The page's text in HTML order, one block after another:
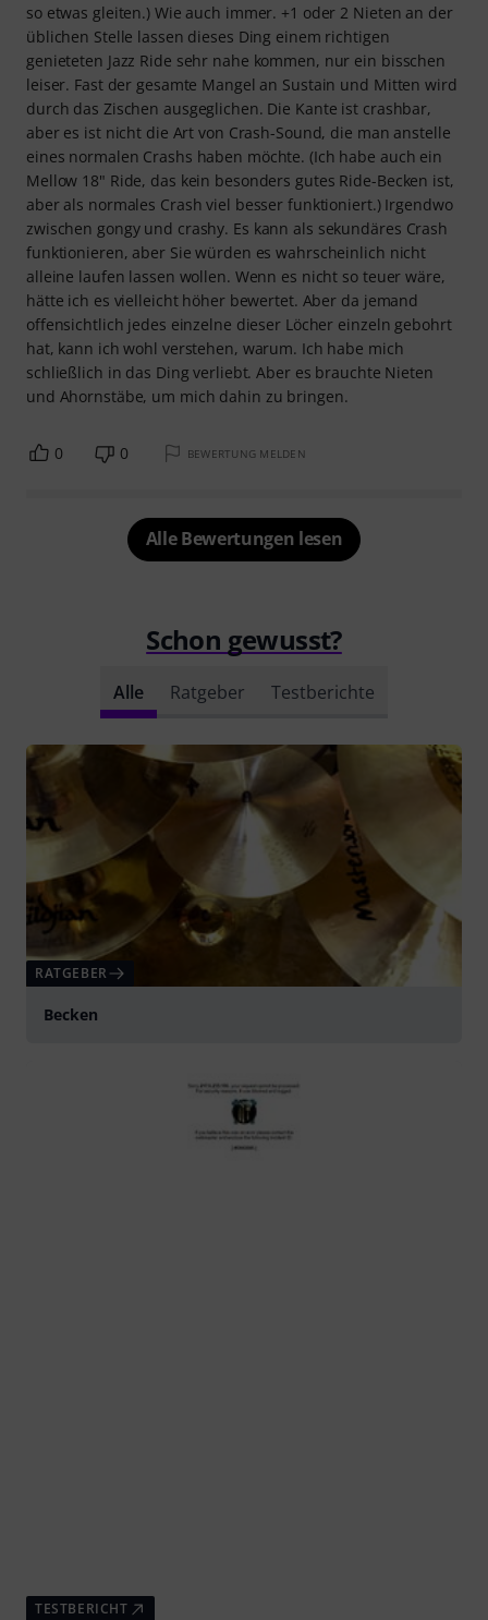
so etwas gleiten.) Wie auch immer. +1 oder 2 Nieten an der
üblichen Stelle lassen dieses Ding einem richtigen
genieteten Jazz Ride sehr nahe kommen, nur ein bisschen
leiser. Fast der gesamte Mangel an Sustain und Mitten wird
durch das Zischen ausgeglichen. Die Kante ist crashbar,
aber es ist nicht die Art von Crash-Sound, die man anstelle
eines normalen Crashs haben möchte. (Ich habe auch ein
Mellow 18" Ride, das kein besonders gutes Ride-Becken ist,
aber als normales Crash viel besser funktioniert.) Irgendwo
zwischen gongy und crashy. Es kann als sekundäres Crash
funktionieren, aber Sie würden es wahrscheinlich nicht
alleine laufen lassen wollen. Wenn es nicht so teuer wäre,
hätte ich es vielleicht höher bewertet. Aber da jemand
offensichtlich jedes einzelne dieser Löcher einzeln gebohrt
hat, kann ich wohl verstehen, warum. Ich habe mich
schließlich in das Ding verliebt. Aber es brauchte Nieten
und Ahornstäbe, um mich dahin zu bringen.
0 0 BEWERTUNG MELDEN
Alle Bewertungen lesen
Schon gewusst?
Alle Ratgeber Testberichte
RATGEBER
Becken
TESTBERICHT